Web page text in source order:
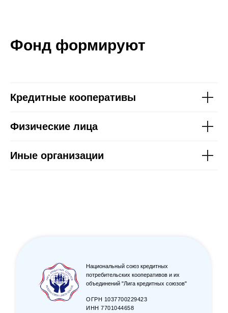
Фонд формируют
Кредитные кооперативы
Физические лица
Иные организации
Национальный союз кредитных
потребительских кооперативов и их
объединений "Лига кредитных союзов"
ИНН 7701044658
ОГРН 1037700229423